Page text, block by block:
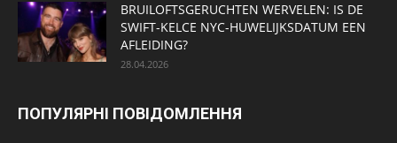
BRUILOFTSGERUCHTEN WERVELEN: IS DE
SWIFT-KELCE NYC-HUWELIJKSDATUM EEN ​​
AFLEIDING?
28.04.2026
ПОПУЛЯРНІ ПОВІДОМЛЕННЯ